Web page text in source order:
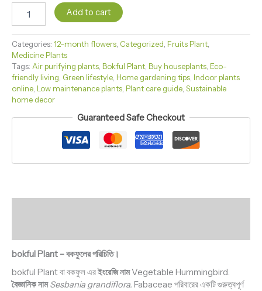
Add to cart
Categories: 12-month flowers, Categorized, Fruits Plant,
Medicine Plants
Tags: Air purifying plants, Bokful Plant, Buy houseplants, Eco-
friendly living, Green lifestyle, Home gardening tips, Indoor plants
online, Low maintenance plants, Plant care guide, Sustainable
home decor
Guaranteed Safe Checkout
bokful Plant – বকফুলের পরিচিতি।
bokful Plant বা বকফুল এরইংরেজি নামVegetable Hummingbird.
বৈজ্ঞানিক নামSesbania grandiflora. Fabaceae পরিবারের একটি গুরুত্বপূর্ণ